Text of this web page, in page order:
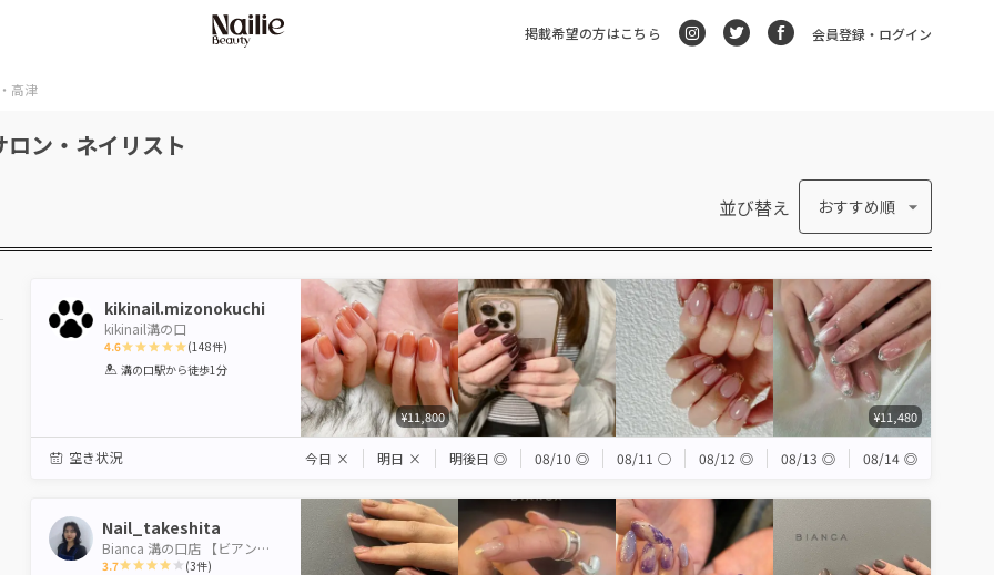
掲載希望の方はこちら 会員登録・ログイン
高津
ン・ネイリスト
並び替え おすすめ順
kikinail.mizonokuchi
kikinail溝の口
4.6
1 2 3 4 5
(148件)
溝の口駅から徒歩1分
¥11,800 ¥11,480
空き状況 今日 × 明日 × 明後日 ◎ 08/10 ◎ 08/11 ◯ 08/12 ◎ 08/13 ◎ 08/14 ◎
Nail_takeshita
Bianca 溝の口店 【ビアンカ】
3.7 (3件)